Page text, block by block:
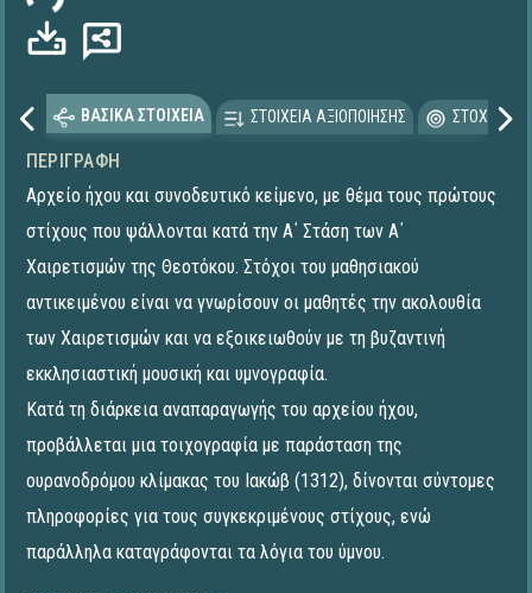
ΒΑΣΙΚΑ ΣΤΟΙΧΕΙΑ ΣΤΟΙΧΕΙΑ ΑΞΙΟΠΟΙΗΣΗΣ
ΠΕΡΙΓΡΑΦΉ
Αρχείο ήχου και συνοδευτικό κείμενο, με θέμα τους πρώτους
στίχους που ψάλλονται κατά την Α΄ Στάση των Α΄
Χαιρετισμών της Θεοτόκου. Στόχοι του μαθησιακού
αντικειμένου είναι να γνωρίσουν οι μαθητές την ακολουθία
των Χαιρετισμών και να εξοικειωθούν με τη βυζαντινή
εκκλησιαστική μουσική και υμνογραφία.
Κατά τη διάρκεια αναπαραγωγής του αρχείου ήχου,
προβάλλεται μια τοιχογραφία με παράσταση της
ουρανοδρόμου κλίμακας του Ιακώβ (1312), δίνονται σύντομες
πληροφορίες για τους συγκεκριμένους στίχους, ενώ
παράλληλα καταγράφονται τα λόγια του ύμνου.